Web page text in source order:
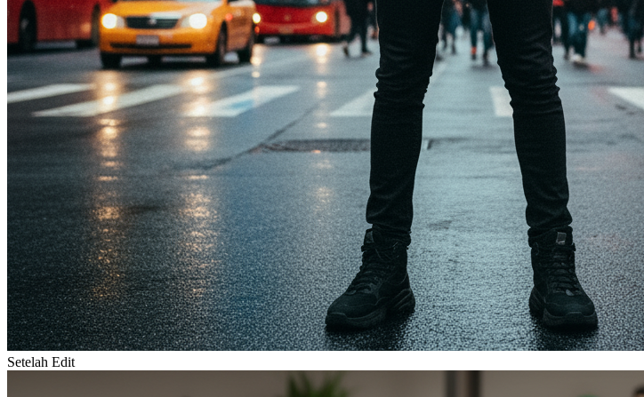
Setelah Edit